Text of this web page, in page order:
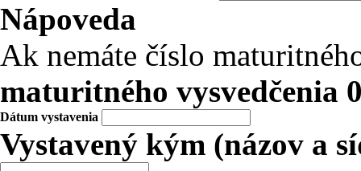
Nápoveda
Ak nemáte číslo
maturitného vysvedčenia
Dátum vystavenia
Vystavený kým (názov a